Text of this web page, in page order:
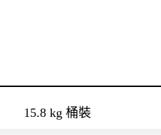
15.8 kg 桶裝